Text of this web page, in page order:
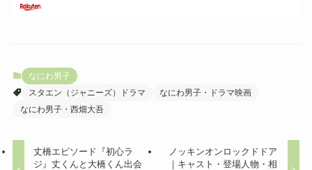
なにわ男子
スタエン（ジャニーズ）ドラマ
なにわ男子・ドラマ映画
なにわ男子・西畑大吾
丈橋エピソード『初心ラ
ジ』丈くんと大橋くん出会
ノッキンオンロックドドア
｜キャスト・登場人物・相